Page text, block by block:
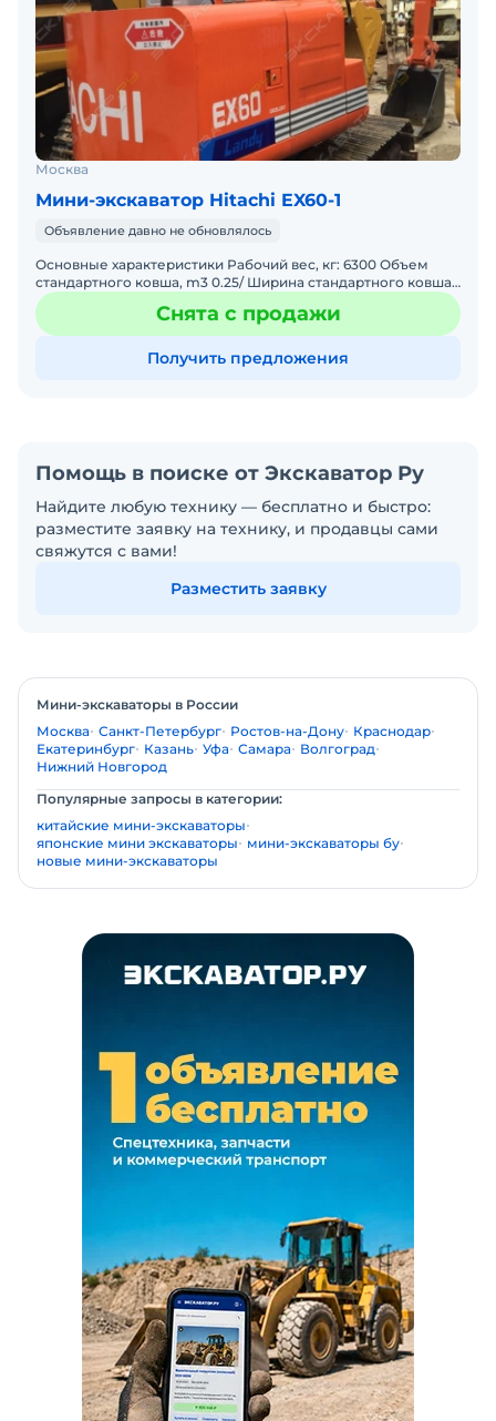
Москва
Мини-экскаватор Hitachi EX60-1
Объявление давно не обновлялось
Основные характеристики Рабочий вес, кг: 6300 Объем
стандартного ковша, m3 0.25/ Ширина стандартного ковша,
Снята с продажи
Получить предложения
Помощь в поиске от Экскаватор Ру
Найдите любую технику — бесплатно и быстро:
разместите заявку на технику, и продавцы сами
свяжутся с вами!
Разместить заявку
Мини-экскаваторы в России
Москва Санкт-Петербург Ростов-на-Дону Краснодар
Екатеринбург Казань Уфа Самара Волгоград
Нижний Новгород
Популярные запросы в категории:
китайские мини-экскаваторы
японские мини экскаваторы
мини-экскаваторы бу
новые мини-экскаваторы